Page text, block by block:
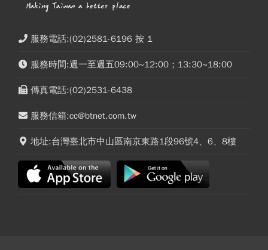
服務電話:(02)2581-6196 按 1
服務時間:週一至週五09:00~12:00；13:30~18:00
傳真電話:(02)2531-6438
服務信箱:cc@btnet.com.tw
地址:台灣臺北市中山區南京東路1段96號4、6、8樓